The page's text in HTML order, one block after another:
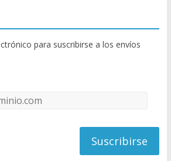
para suscribirse a los envíos